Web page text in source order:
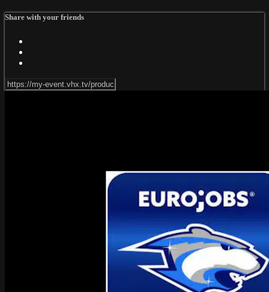
Share with your friends